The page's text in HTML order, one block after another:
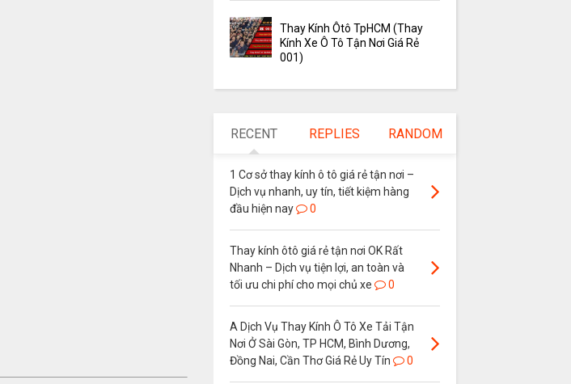
Thay Kính Ôtô TpHCM (Thay
Kính Xe Ô Tô Tận Nơi Giá Rẻ
001)
RECENT REPLIES RANDOM
1 Cơ sở thay kính ô tô giá rẻ tận nơi –
Dịch vụ nhanh, uy tín, tiết kiệm hàng
đầu hiện nay
0
Thay kính ôtô giá rẻ tận nơi OK Rất
Nhanh – Dịch vụ tiện lợi, an toàn và
tối ưu chi phí cho mọi chủ xe
0
A Dịch Vụ Thay Kính Ô Tô Xe Tải Tận
Nơi Ở Sài Gòn, TP HCM, Bình Dương,
Đồng Nai, Cần Thơ Giá Rẻ Uy Tín
0